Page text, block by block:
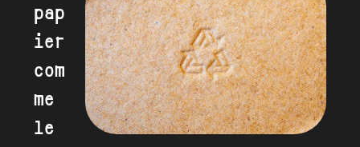
pap
ier
com
me
le